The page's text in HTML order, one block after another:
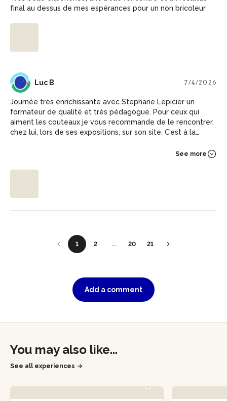
final au dessus de mes espérances pour un non bricoleur
LB Luc B 7/4/2026
Journée très enrichissante avec Stephane Lepicier un
formateur de qualité et très pédagogue. Pour ceux qui
aiment les couteaux je vous recommande de le rencontrer,
chez lui, lors de ses expositions, sur son site. C’est à la
propre couteau dans les règles de l’art sans avoir à aucun
See more
1 2 ... 20 21
Add a comment
You may also like...
See all experiences